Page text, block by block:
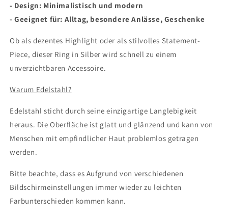
- Design: Minimalistisch und modern
- Geeignet für: Alltag, besondere Anlässe, Geschenke
Ob als dezentes Highlight oder als stilvolles Statement-
Piece, dieser Ring in Silber wird schnell zu einem
unverzichtbaren Accessoire.
Warum Edelstahl?
Edelstahl sticht durch seine einzigartige Langlebigkeit
heraus. Die Oberfläche ist glatt und glänzend und kann von
Menschen mit empfindlicher Haut problemlos getragen
werden.
Bitte beachte, dass es Aufgrund von verschiedenen
Bildschirmeinstellungen immer wieder zu leichten
Farbunterschieden kommen kann.